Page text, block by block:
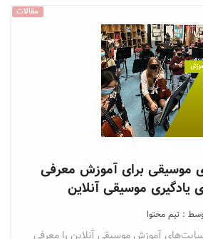
مقالات
موسیقی برای آموزش معرفی
یادگیری موسیقی آنلاین
: تیم محتوا
سایت‌های آموزش موسیقی آنلاین را معرفی